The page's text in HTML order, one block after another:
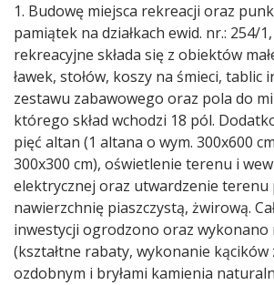
1. Budowę miejsca rekreacji oraz
pamiątek na działkach ewid. nr.: 254/
rekreacyjne składa się z obiektów
ławek, stołów, koszy na śmieci, tablic
zestawu zabawowego oraz pola do
którego skład wchodzi 18 pól.
pięć altan (1 altana o wym. 300x600
300x300 cm), oświetlenie terenu i
elektrycznej oraz utwardzenie terenu
nawierzchnię piaszczystą, żwirową.
inwestycji ogrodzono oraz wykonano
(kształtne rabaty, wykonanie kącików
ozdobnym i bryłami kamienia